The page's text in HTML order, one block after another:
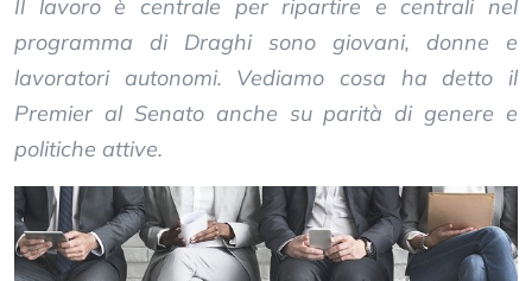
Il lavoro è centrale per ripartire e centrali nel
programma di Draghi sono giovani, donne e
lavoratori autonomi. Vediamo cosa ha detto il
Premier al Senato anche su parità di genere e
politiche attive.